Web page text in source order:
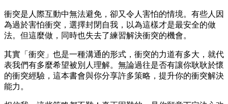
衝突是人際互動中無法避免，卻又令人害怕的情境。有些人因
為過於害怕衝突，選擇封閉自我，以為這樣才是最安全的做
法。但這麼做，同時也失去了練習解決衝突的機會。
其實「衝突」也是一種溝通的形式，衝突的力道有多大，就代
表我們有多麼希望被別人理解。無論過往是否有讓你耿耿於懷
的衝突經驗，這本書會與你分享許多策略，提升你的衝突解決
能力。